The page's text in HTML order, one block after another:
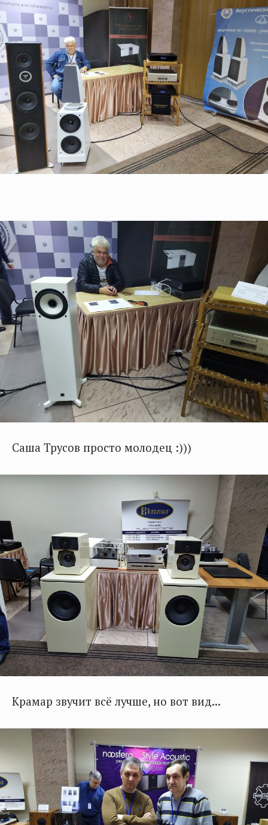
Саша Трусов просто молодец :)))
Крамар звучит всё лучше, но вот вид...